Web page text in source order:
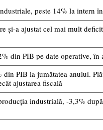
peste 14% la intern
și-a ajustat cel mai mult
din PIB pe date operative, în
din PIB la jumătatea anului.
ajustarea fiscală
industrială, -3,3%